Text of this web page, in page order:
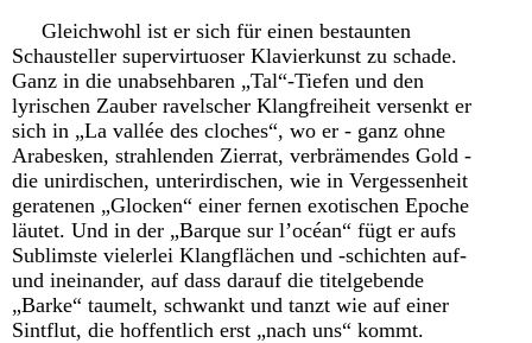
Gleichwohl ist er sich für einen bestaunten
Schausteller supervirtuoser Klavierkunst zu schade.
Ganz in die unabsehbaren „Tal“-Tiefen und den
lyrischen Zauber ravelscher Klangfreiheit versenkt er
sich in „La vallée des cloches“, wo er - ganz ohne
Arabesken, strahlenden Zierrat, verbrämendes Gold -
die unirdischen, unterirdischen, wie in Vergessenheit
geratenen „Glocken“ einer fernen exotischen Epoche
läutet. Und in der „Barque sur l’océan“ fügt er aufs
Sublimste vielerlei Klangflächen und -schichten auf-
und ineinander, auf dass darauf die titelgebende
„Barke“ taumelt, schwankt und tanzt wie auf einer
Sintflut, die hoffentlich erst „nach uns“ kommt.